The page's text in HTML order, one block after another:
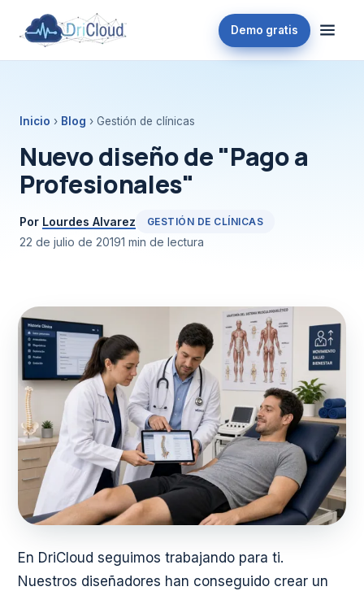
Demo gratis
Inicio › Blog › Gestión de clínicas
Nuevo diseño de "Pago a
Profesionales"
Por Lourdes Alvarez GESTIÓN DE CLÍNICAS
22 de julio de 20191 min de lectura
En DriCloud seguimos trabajando para ti.
Nuestros diseñadores han conseguido crear un